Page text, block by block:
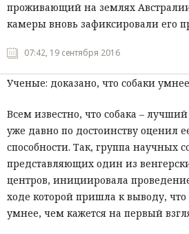
проживающий на землях
камеры вновь зафиксировали его
07:42, 19 сентября 2016
Ученые: доказано, что собаки
Всем известно, что собака –
уже давно по достоинству оценил
способности. Так, группа научных
представляющих один из
центров, инициировала
ходе которой пришла к выводу,
умнее, чем кажется на первый